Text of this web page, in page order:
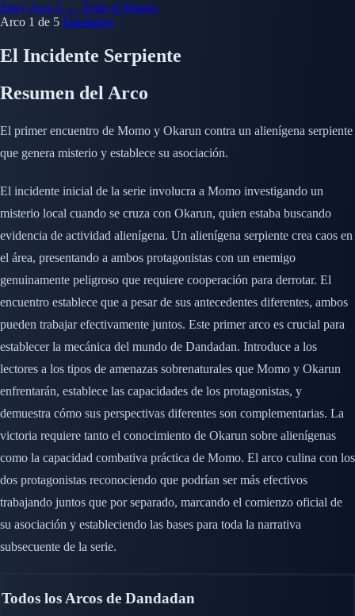
Story Arcs 5 ← Todo el Manga
Arco 1 de 5 Dandadan
El Incidente Serpiente
Resumen del Arco
El primer encuentro de Momo y Okarun contra un alienígena serpiente
que genera misterio y establece su asociación.
El incidente inicial de la serie involucra a Momo investigando un
misterio local cuando se cruza con Okarun, quien estaba buscando
evidencia de actividad alienígena. Un alienígena serpiente crea caos en
el área, presentando a ambos protagonistas con un enemigo
genuinamente peligroso que requiere cooperación para derrotar. El
encuentro establece que a pesar de sus antecedentes diferentes, ambos
pueden trabajar efectivamente juntos. Este primer arco es crucial para
establecer la mecánica del mundo de Dandadan. Introduce a los
lectores a los tipos de amenazas sobrenaturales que Momo y Okarun
enfrentarán, establece las capacidades de los protagonistas, y
demuestra cómo sus perspectivas diferentes son complementarias. La
victoria requiere tanto el conocimiento de Okarun sobre alienígenas
como la capacidad combativa práctica de Momo. El arco culina con los
dos protagonistas reconociendo que podrían ser más efectivos
trabajando juntos que por separado, marcando el comienzo oficial de
su asociación y estableciendo las bases para toda la narrativa
subsecuente de la serie.
Todos los Arcos de Dandadan